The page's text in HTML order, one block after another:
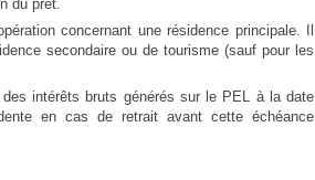
du prêt.
concernant une résidence principale. Il
secondaire ou de tourisme (sauf pour les
intérêts bruts générés sur le PEL à la date
en cas de retrait avant cette échéance